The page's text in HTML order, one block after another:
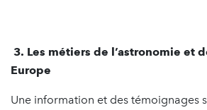
3. Les métiers de l’astronomie et
Europe
Une information et des témoignages